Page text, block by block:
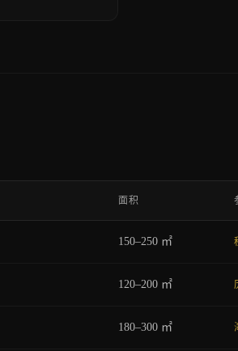
面积
150–250 ㎡
120–200 ㎡
180–300 ㎡